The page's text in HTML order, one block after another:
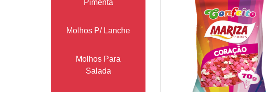
Pimenta
Molhos P/ Lanche
Molhos Para
Salada